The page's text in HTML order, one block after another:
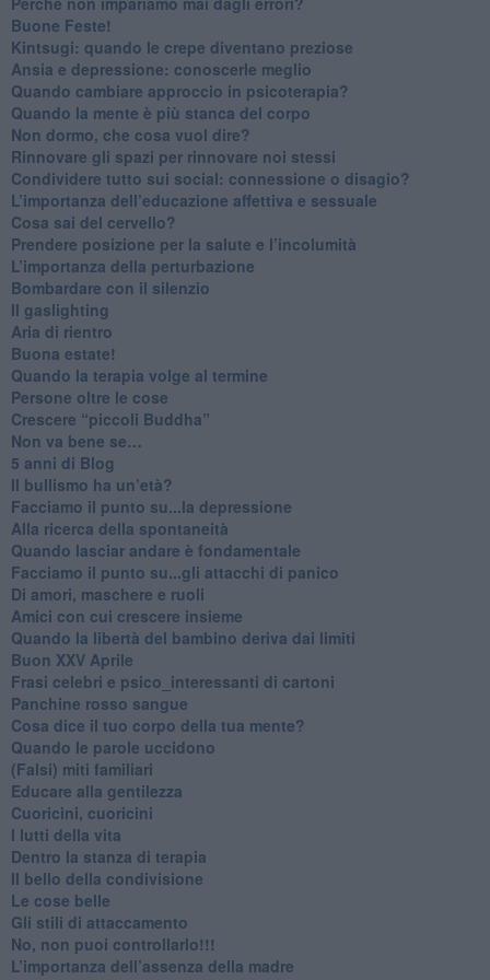
​Buone Feste!
​Kintsugi: quando le crepe diventano preziose
Ansia e depressione: conoscerle meglio
Quando cambiare approccio in psicoterapia?
​Quando la mente è più stanca del corpo
Non dormo, che cosa vuol dire?
​Rinnovare gli spazi per rinnovare noi stessi
​Condividere tutto sui social: connessione o disagio?
​L’importanza dell’educazione affettiva e sessuale
​Cosa sai del cervello?
Prendere posizione per la salute e l’incolumità
L’importanza della perturbazione
​Bombardare con il silenzio
Il gaslighting
Aria di rientro
Buona estate!
​Quando la terapia volge al termine
​Persone oltre le cose
​Crescere “piccoli Buddha”
Non va bene se…
​5 anni di Blog
​Il bullismo ha un’età?
Facciamo il punto su...la depressione
​Alla ricerca della spontaneità
​Quando lasciar andare è fondamentale
Facciamo il punto su...gli attacchi di panico
Di amori, maschere e ruoli
​Amici con cui crescere insieme
​Quando la libertà del bambino deriva dai limiti
Buon XXV Aprile
​Frasi celebri e psico_interessanti di cartoni
​Panchine rosso sangue
​Cosa dice il tuo corpo della tua mente?
​Quando le parole uccidono
​(Falsi) miti familiari
​Educare alla gentilezza
​Cuoricini, cuoricini
I lutti della vita
​Dentro la stanza di terapia
​Il bello della condivisione
Le cose belle
​Gli stili di attaccamento
No, non puoi controllarlo!!!
​L’importanza dell’assenza della madre